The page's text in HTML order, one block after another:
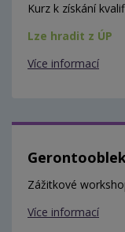
Kurz k získání
Lze hradit z ÚP
Více informací
Zážitkové
Více informací